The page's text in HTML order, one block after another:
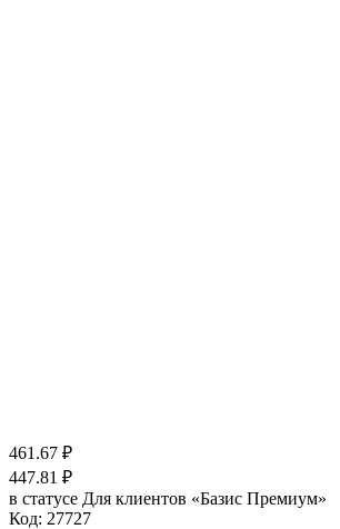
461.67 ₽
447.81 ₽
в статусе Для клиентов «Базис Премиум»
Код: 27727